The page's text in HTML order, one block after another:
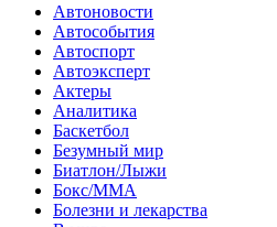
Автоновости
Автособытия
Автоспорт
Автоэксперт
Актеры
Аналитика
Баскетбол
Безумный мир
Биатлон/Лыжи
Бокс/MMA
Болезни и лекарства